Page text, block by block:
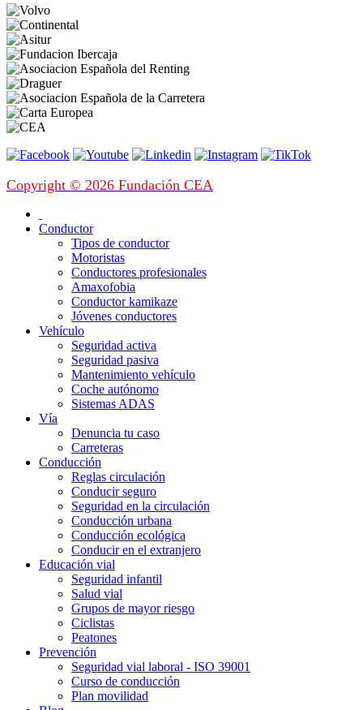
Copyright © 2026 Fundación CEA
Conductor
Tipos de conductor
Motoristas
Conductores profesionales
Amaxofobia
Conductor kamikaze
Jóvenes conductores
Vehículo
Seguridad activa
Seguridad pasiva
Mantenimiento vehículo
Coche autónomo
Sistemas ADAS
Vía
Denuncia tu caso
Carreteras
Conducción
Reglas circulación
Conducir seguro
Seguridad en la circulación
Conducción urbana
Conducción ecológica
Conducir en el extranjero
Educación vial
Seguridad infantil
Salud vial
Grupos de mayor riesgo
Ciclistas
Peatones
Prevención
Seguridad vial laboral - ISO 39001
Curso de conducción
Plan movilidad